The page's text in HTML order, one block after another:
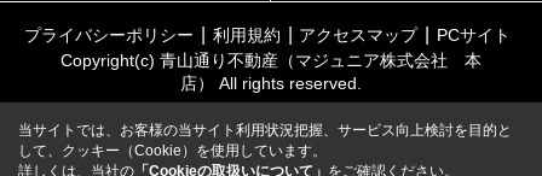
プライバシーポリシー 利用規約 アクセスマップ
PCサイト
Copyright(c) 青山通り不動産（マジュニア株式会社 本
店） All rights reserved.
当サイトでは、お客様の当サイト利用状況把握、サービス向上検討を目的と
して、クッキー（Cookie）を使用しています。
詳しくは、当社の 「Cookieの取扱いについて」 をご確認ください。